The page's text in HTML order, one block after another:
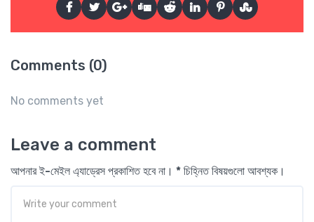
Comments (0)
No comments yet
Leave a comment
আপনার ই-মেইল এ্যাড্রেস প্রকাশিত হবে না। * চিহ্নিত বিষয়গুলো আবশ্যক।